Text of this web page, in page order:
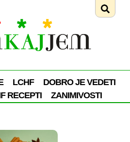
LCHF
DOBRO JE VEDETI
RECEPTI ZANIMIVOSTI